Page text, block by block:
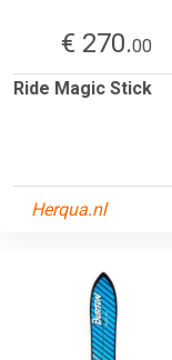
€ 270.00
Ride Magic Stick
Herqua.nl